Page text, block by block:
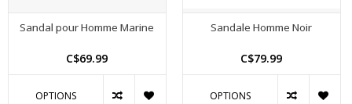
Sandal pour Homme Marine
C$69.99
OPTIONS
Sandale Homme Noir
C$79.99
OPTIONS